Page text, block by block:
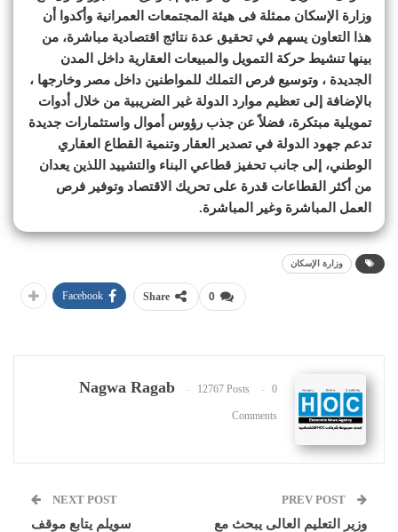
وزارة الإسكان ممثلة فى هيئة المجتمعات العمرانية وأكدوا أن
هذا التعاون يسهم في تحقيق عدة نتائج اقتصادية مباشرة، من
بينها تنشيط حركة التمويل والمبيعات العقارية داخل المدن
الجديدة ، وتوسيع فرص التملك للمواطنين داخل مصر وخارجها ،
بالإضافة إلى تعظيم موارد الدولة غير الضريبية من خلال أدوات
تمويلية مبتكرة، فضلاً عن جذب رؤوس أموال واستثمارات جديدة
تدعم جهود الدولة في تصدير العقار وتنمية القطاع العقاري
الوطني، إلى جانب تحفيز قطاعي البناء والتشييد اللذين يعدان
من أكثر القطاعات قدرة على تحريك الاقتصاد وتوفير فرص
العمل المباشرة وغير المباشرة.
وزارة الإسكان
0
Share
Facebook
Nagwa Ragab 12767 Posts 0
Comments
وزير التعليم العالى يبحث مع
NEXT POST
سويلم يتابع موقف